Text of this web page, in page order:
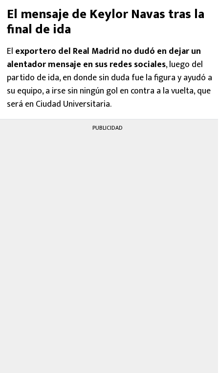
El mensaje de Keylor Navas tras la
final de ida
El exportero del Real Madrid no dudó en dejar un
alentador mensaje en sus redes sociales, luego del
partido de ida, en donde sin duda fue la figura y ayudó a
su equipo, a irse sin ningún gol en contra a la vuelta, que
será en Ciudad Universitaria.
PUBLICIDAD